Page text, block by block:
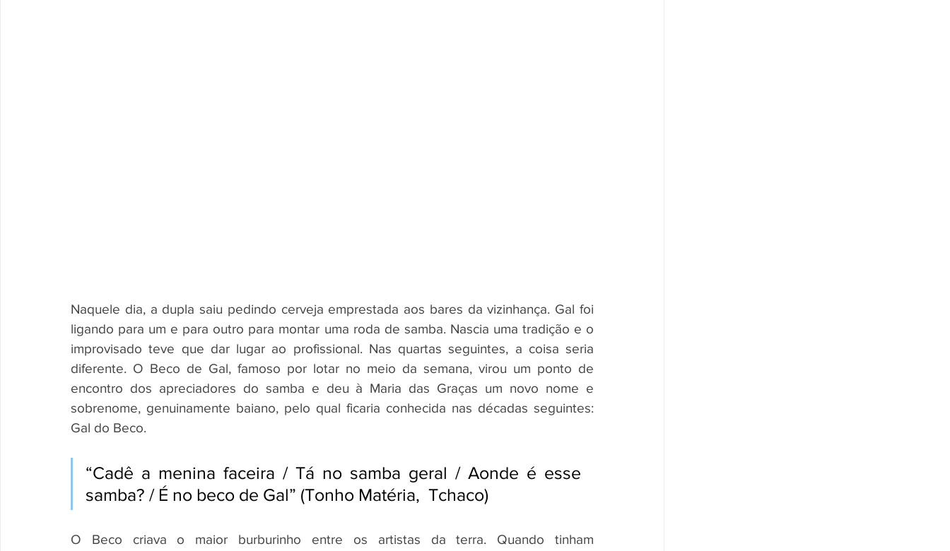
Naquele dia, a dupla saiu pedindo cerveja emprestada aos bares da vizinhança. Gal foi
ligando para um e para outro para montar uma roda de samba. Nascia uma tradição e o
improvisado teve que dar lugar ao profissional. Nas quartas seguintes, a coisa seria
diferente. O Beco de Gal, famoso por lotar no meio da semana, virou um ponto de
encontro dos apreciadores do samba e deu à Maria das Graças um novo nome e
sobrenome, genuinamente baiano, pelo qual ficaria conhecida nas décadas seguintes:
Gal do Beco.
“Cadê a menina faceira / Tá no samba geral / Aonde é esse
samba? / É no beco de Gal” (Tonho Matéria,  Tchaco)
O Beco criava o maior burburinho entre os artistas da terra. Quando tinham